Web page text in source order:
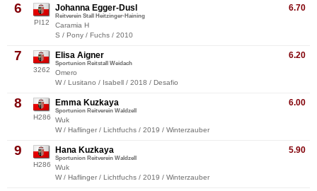
6
PI12
6.70
Johanna Egger-Dusl
Reitverein Stall Heitzinger-Haining
Caramia H
S / Pony / Fuchs / 2010
7
3262
6.20
Elisa Aigner
Sportunion Reitstall Weidach
Omero
W / Lusitano / Isabell / 2018 / Desafio
8
H286
6.00
Emma Kuzkaya
Sportunion Reitverein Waldzell
Wuk
W / Haflinger / Lichtfuchs / 2019 / Winterzauber
9
H286
5.90
Hana Kuzkaya
Sportunion Reitverein Waldzell
Wuk
W / Haflinger / Lichtfuchs / 2019 / Winterzauber